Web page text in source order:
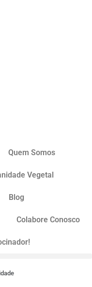
Quem Somos
Vegetal
Blog
Colabore Conosco